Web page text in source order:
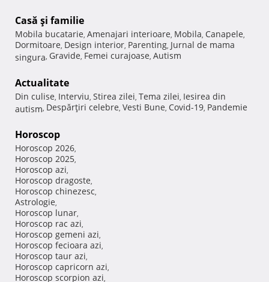
Casă şi familie
Mobila bucatarie, Amenajari interioare, Mobila, Canapele,
Dormitoare, Design interior, Parenting, Jurnal de mama
singura, Gravide, Femei curajoase, Autism
Actualitate
Din culise, Interviu, Stirea zilei, Tema zilei, Iesirea din
autism, Despărţiri celebre, Vesti Bune, Covid-19, Pandemie
Horoscop
Horoscop 2026,
Horoscop 2025,
Horoscop azi,
Horoscop dragoste,
Horoscop chinezesc,
Astrologie,
Horoscop lunar,
Horoscop rac azi,
Horoscop gemeni azi,
Horoscop fecioara azi,
Horoscop taur azi,
Horoscop capricorn azi,
Horoscop scorpion azi,